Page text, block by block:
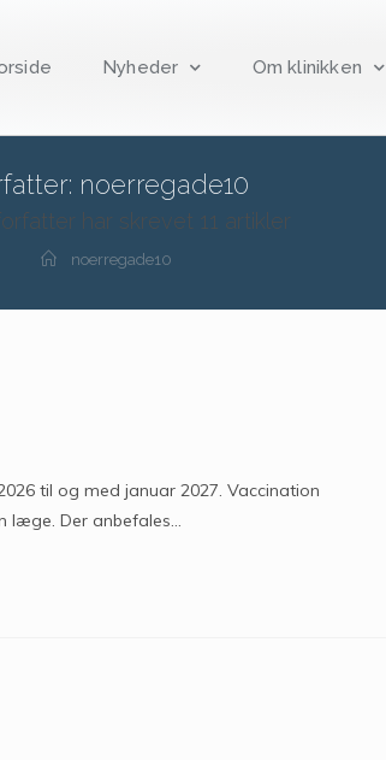
Nyheder Om klinikken
noerregade10
har skrevet 11 artikler
noerregade10
til og med januar 2027. Vaccination
læge. Der anbefales…